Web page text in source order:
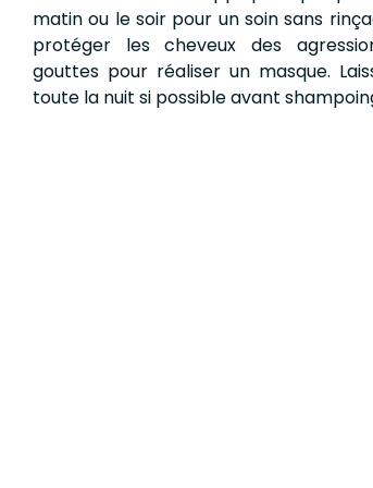
matin ou le soir pour un soin sans
protéger les cheveux des
gouttes pour réaliser un masque.
toute la nuit si possible avant